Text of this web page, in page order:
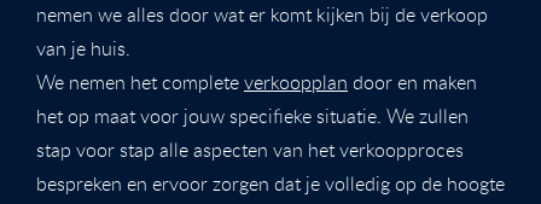
nemen we alles door wat er komt kijken bij de verkoop
van je huis.
We nemen het completeverkoopplan door en maken
het op maat voor jouw specifieke situatie. We zullen
stap voor stap alle aspecten van het verkoopproces
bespreken en ervoor zorgen dat je volledig op de hoogte